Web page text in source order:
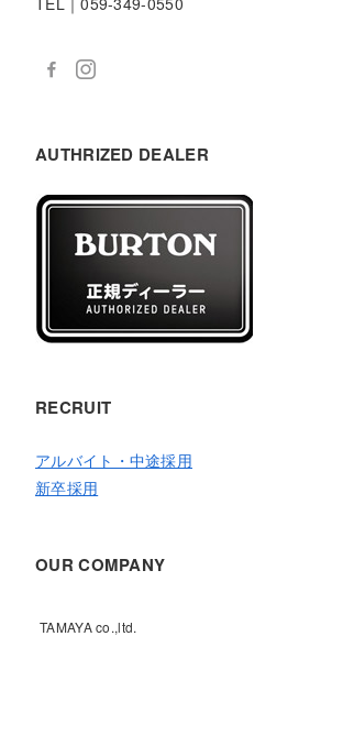
AUTHRIZED DEALER
RECRUIT
アルバイト・中途採用
新卒採用
OUR COMPANY
TAMAYA co.,ltd.